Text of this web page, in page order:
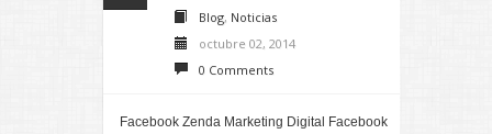
Blog, Noticias
octubre 02, 2014
0 Comments
Facebook Zenda Marketing Digital Facebook